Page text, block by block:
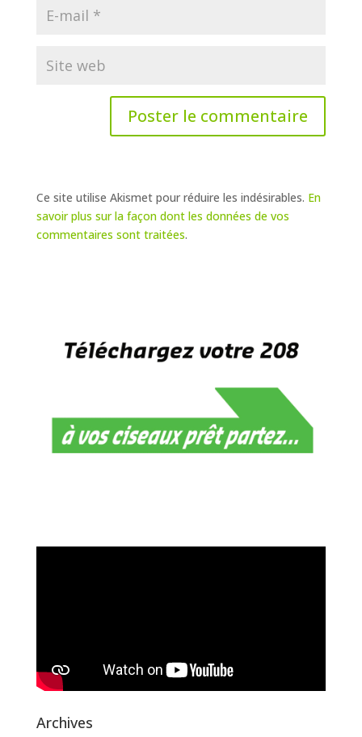
Ce site utilise Akismet pour réduire les indésirables. En
savoir plus sur la façon dont les données de vos
commentaires sont traitées.
Archives